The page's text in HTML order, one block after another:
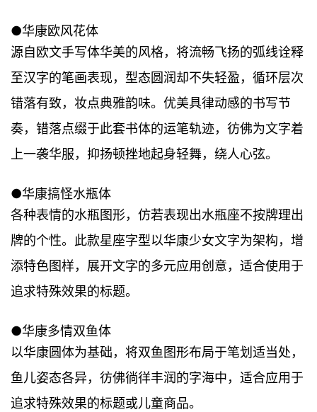
●华康欧风花体
源自欧文手写体华美的风格，将流畅飞扬的弧线诠释
至汉字的笔画表现，型态圆润却不失轻盈，循环层次
错落有致，妆点典雅韵味。优美具律动感的书写节
奏，错落点缀于此套书体的运笔轨迹，彷佛为文字着
上一袭华服，抑扬顿挫地起身轻舞，绕人心弦。
●华康搞怪水瓶体
各种表情的水瓶图形，仿若表现出水瓶座不按牌理出
牌的个性。此款星座字型以华康少女文字为架构，增
添特色图样，展开文字的多元应用创意，适合使用于
追求特殊效果的标题。
●华康多情双鱼体
以华康圆体为基础，将双鱼图形布局于笔划适当处，
鱼儿姿态各异，彷佛徜徉丰润的字海中，适合应用于
追求特殊效果的标题或儿童商品。